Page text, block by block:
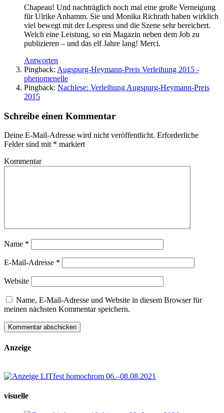
Chapeau! Und nachträglich noch mal eine große Verneigung
für Ulrike Anhamm. Sie und Monika Richrath haben wirklich
viel bewegt mit der Lespress und die Szene sehr bereichert.
Welch eine Leistung, so ein Magazin neben dem Job zu
publizieren – und das elf Jahre lang! Merci.
Antworten
Pingback: Augspurg-Heymann-Preis Verleihung 2015 -
phenomenelle
Pingback: Nachlese: Verleihung Augspurg-Heymann-Preis
2015
Schreibe einen Kommentar
Deine E-Mail-Adresse wird nicht veröffentlicht. Erforderliche
Felder sind mit * markiert
Kommentar
Name *
E-Mail-Adresse *
Website
Name, E-Mail-Adresse und Website in diesem Browser für
meinen nächsten Kommentar speichern.
Anzeige
visuelle